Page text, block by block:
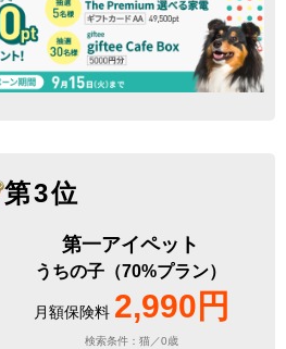
第3位
第一アイペット
うちの子（70%プラン）
月額保険料 2,990円
検索条件：猫／0歳